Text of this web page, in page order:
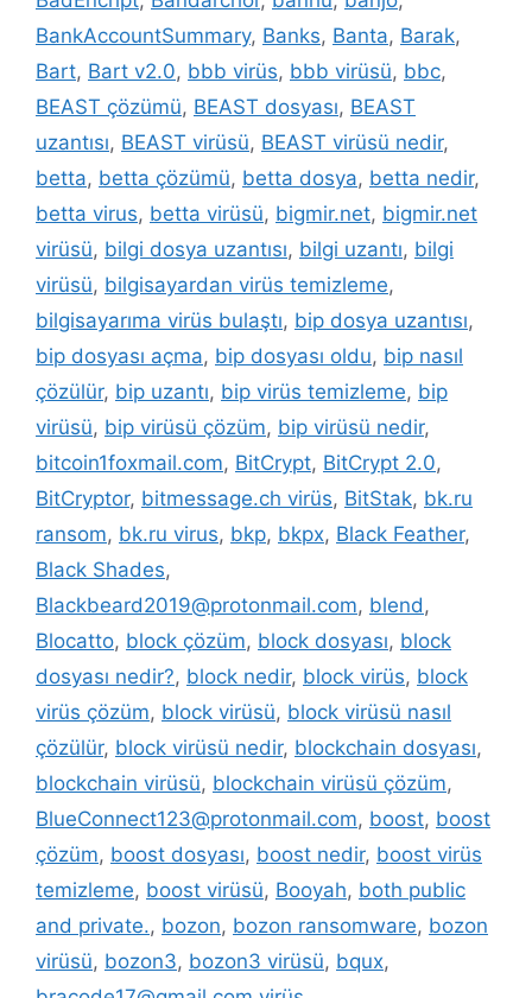
BankAccountSummary, Banks, Banta, Barak,
Bart, Bart v2.0, bbb virüs, bbb virüsü, bbc,
BEAST çözümü, BEAST dosyası, BEAST
uzantısı, BEAST virüsü, BEAST virüsü nedir,
betta, betta çözümü, betta dosya, betta nedir,
betta virus, betta virüsü, bigmir.net, bigmir.net
virüsü, bilgi dosya uzantısı, bilgi uzantı, bilgi
virüsü, bilgisayardan virüs temizleme,
bilgisayarıma virüs bulaştı, bip dosya uzantısı,
bip dosyası açma, bip dosyası oldu, bip nasıl
çözülür, bip uzantı, bip virüs temizleme, bip
virüsü, bip virüsü çözüm, bip virüsü nedir,
bitcoin1foxmail.com, BitCrypt, BitCrypt 2.0,
BitCryptor, bitmessage.ch virüs, BitStak, bk.ru
ransom, bk.ru virus, bkp, bkpx, Black Feather,
Black Shades,
Blackbeard2019@protonmail.com, blend,
Blocatto, block çözüm, block dosyası, block
dosyası nedir?, block nedir, block virüs, block
virüs çözüm, block virüsü, block virüsü nasıl
çözülür, block virüsü nedir, blockchain dosyası,
blockchain virüsü, blockchain virüsü çözüm,
BlueConnect123@protonmail.com, boost, boost
çözüm, boost dosyası, boost nedir, boost virüs
temizleme, boost virüsü, Booyah, both public
and private., bozon, bozon ransomware, bozon
virüsü, bozon3, bozon3 virüsü, bqux,